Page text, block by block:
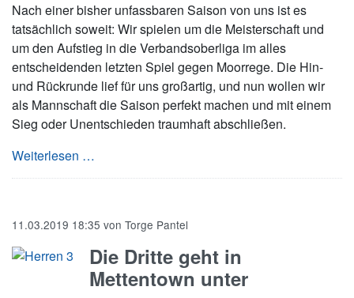
Nach einer bisher unfassbaren Saison von uns ist es
tatsächlich soweit: Wir spielen um die Meisterschaft und
um den Aufstieg in die Verbandsoberliga im alles
entscheidenden letzten Spiel gegen Moorrege. Die Hin-
und Rückrunde lief für uns großartig, und nun wollen wir
als Mannschaft die Saison perfekt machen und mit einem
Sieg oder Unentschieden traumhaft abschließen.
Weiterlesen …
11.03.2019 18:35 von Torge Pantel
Die Dritte geht in
Mettentown unter